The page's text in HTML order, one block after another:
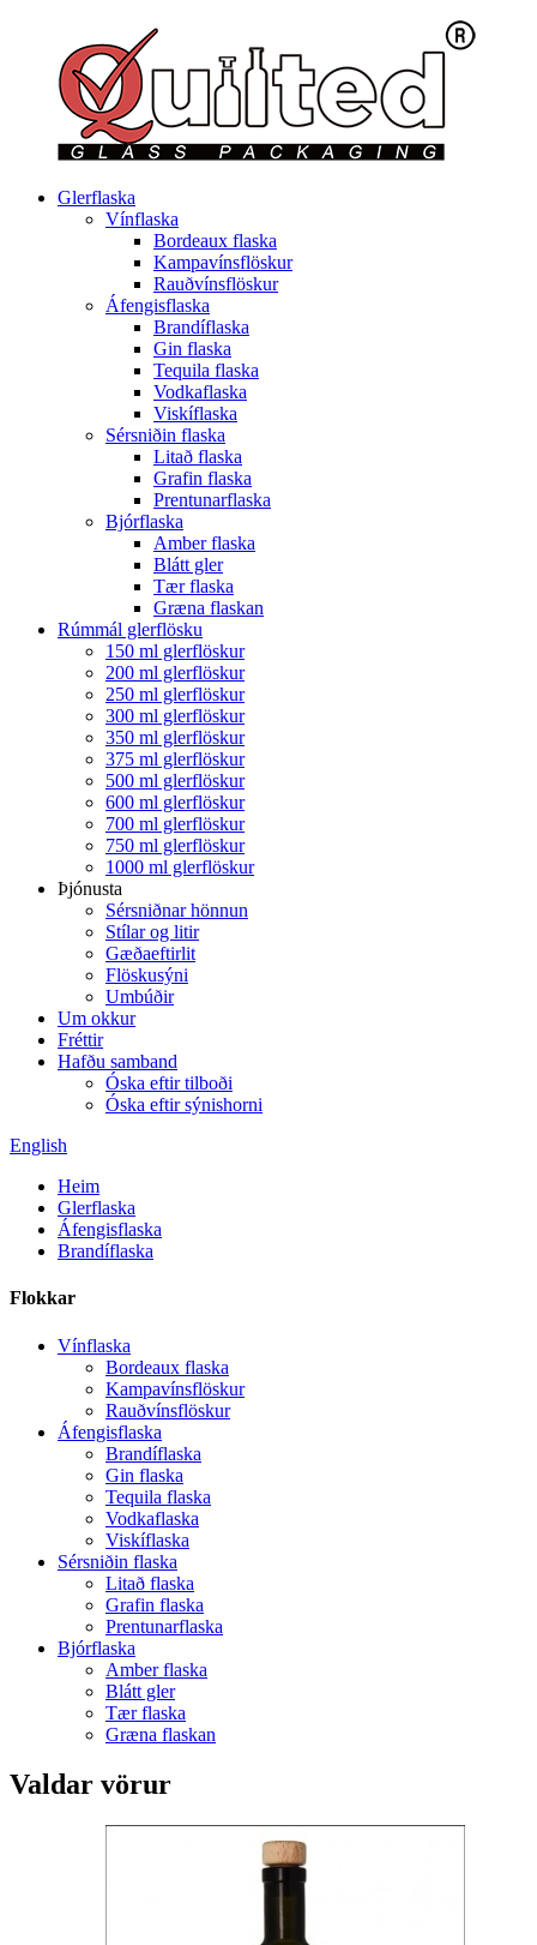
Glerflaska
Vínflaska
Bordeaux flaska
Kampavínsflöskur
Rauðvínsflöskur
Áfengisflaska
Brandíflaska
Gin flaska
Tequila flaska
Vodkaflaska
Viskíflaska
Sérsniðin flaska
Litað flaska
Grafin flaska
Prentunarflaska
Bjórflaska
Amber flaska
Blátt gler
Tær flaska
Græna flaskan
Rúmmál glerflösku
150 ml glerflöskur
200 ml glerflöskur
250 ml glerflöskur
300 ml glerflöskur
350 ml glerflöskur
375 ml glerflöskur
500 ml glerflöskur
600 ml glerflöskur
700 ml glerflöskur
750 ml glerflöskur
1000 ml glerflöskur
Þjónusta
Sérsniðnar hönnun
Stílar og litir
Gæðaeftirlit
Flöskusýni
Umbúðir
Um okkur
Fréttir
Hafðu samband
Óska eftir tilboði
Óska eftir sýnishorni
English
Heim
Glerflaska
Áfengisflaska
Brandíflaska
Flokkar
Vínflaska
Bordeaux flaska
Kampavínsflöskur
Rauðvínsflöskur
Áfengisflaska
Brandíflaska
Gin flaska
Tequila flaska
Vodkaflaska
Viskíflaska
Sérsniðin flaska
Litað flaska
Grafin flaska
Prentunarflaska
Bjórflaska
Amber flaska
Blátt gler
Tær flaska
Græna flaskan
Valdar vörur